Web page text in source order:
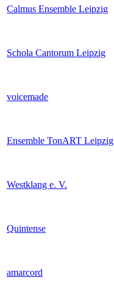
Calmus Ensemble Leipzig
Schola Cantorum Leipzig
voicemade
Ensemble TonART Leipzig
Westklang e. V.
Quintense
amarcord